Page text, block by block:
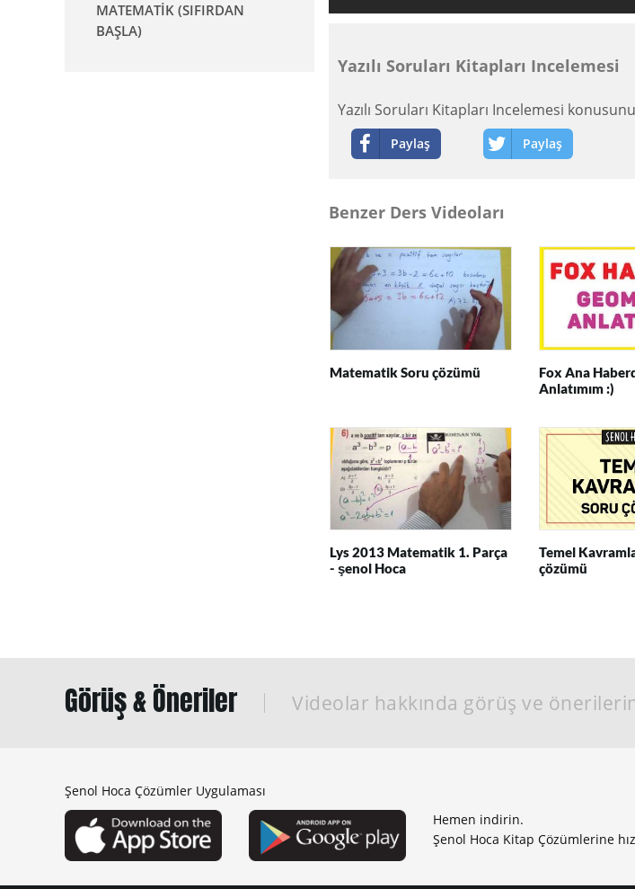
MATEMATİK (SIFIRDAN
BAŞLA)
Yazılı Soruları Kitapları Incelemesi
Yazılı Soruları Kitapları Incelemesi
Paylaş Paylaş
Benzer Ders Videoları
Matematik Soru çözümü
Fox Ana
Anlatımım :)
Lys 2013 Matematik 1. Parça
- şenol Hoca
Temel
çözümü
Görüş & Öneriler Videolar hakkında görüş ve
Şenol Hoca Çözümler Uygulaması
Hemen indirin.
Şenol Hoca Kitap Çözümlerine